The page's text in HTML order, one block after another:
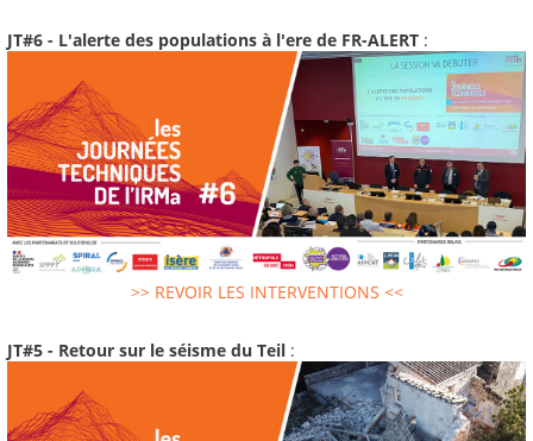
JT#6 - L'alerte des populations à l'ere de FR-ALERT :
>> REVOIR LES INTERVENTIONS <<
JT#5 - Retour sur le séisme du Teil :